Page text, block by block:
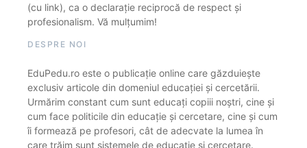
(cu link), ca o declarație reciprocă de respect și
profesionalism. Vă mulțumim!
DESPRE NOI
EduPedu.ro este o publicație online care găzduiește
exclusiv articole din domeniul educației și cercetării.
Urmărim constant cum sunt educați copiii noștri, cine și
cum face politicile din educație și cercetare, cine și cum
îi formează pe profesori, cât de adecvate la lumea în
care trăim sunt sistemele de educație și cercetare.